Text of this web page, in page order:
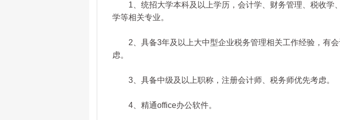
1、统招大学本科及以上学历，会计学、财务管理、税收学
学等相关专业。
2、具备3年及以上大中型企业税务管理相关工作经验，有会
虑。
3、具备中级及以上职称，注册会计师、税务师优先考虑。
4、精通office办公软件。